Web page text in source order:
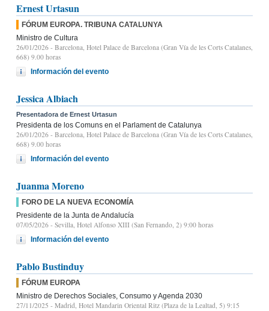
Ernest Urtasun
FÓRUM EUROPA. TRIBUNA CATALUNYA
Ministro de Cultura
26/01/2026 - Barcelona, Hotel Palace de Barcelona (Gran Vía de les Corts Catalanes,
668) 9.00 horas
Información del evento
Jessica Albiach
Presentadora de Ernest Urtasun
Presidenta de los Comuns en el Parlament de Catalunya
26/01/2026 - Barcelona, Hotel Palace de Barcelona (Gran Vía de les Corts Catalanes,
668) 9.00 horas
Información del evento
Juanma Moreno
FORO DE LA NUEVA ECONOMÍA
Presidente de la Junta de Andalucía
07/05/2026 - Sevilla, Hotel Alfonso XIII (San Fernando, 2) 9:00 horas
Información del evento
Pablo Bustinduy
FÓRUM EUROPA
Ministro de Derechos Sociales, Consumo y Agenda 2030
27/11/2025 - Madrid, Hotel Mandarin Oriental Ritz (Plaza de la Lealtad, 5) 9:15